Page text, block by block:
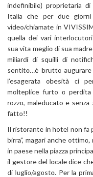
indefinibile) proprietaria
Italia che per due
video/chiamate in
quella dei vari
sua vita meglio di sua
miliardi di squilli di
sentito…è brutto
l’esagerata obesità ci
molteplice furto o
rozzo, maleducato e
fatto!!
Il ristorante in hotel non fa
birra”, magari anche
in paese nella piazza
il gestore del locale dice
di luglio/agosto. Per la